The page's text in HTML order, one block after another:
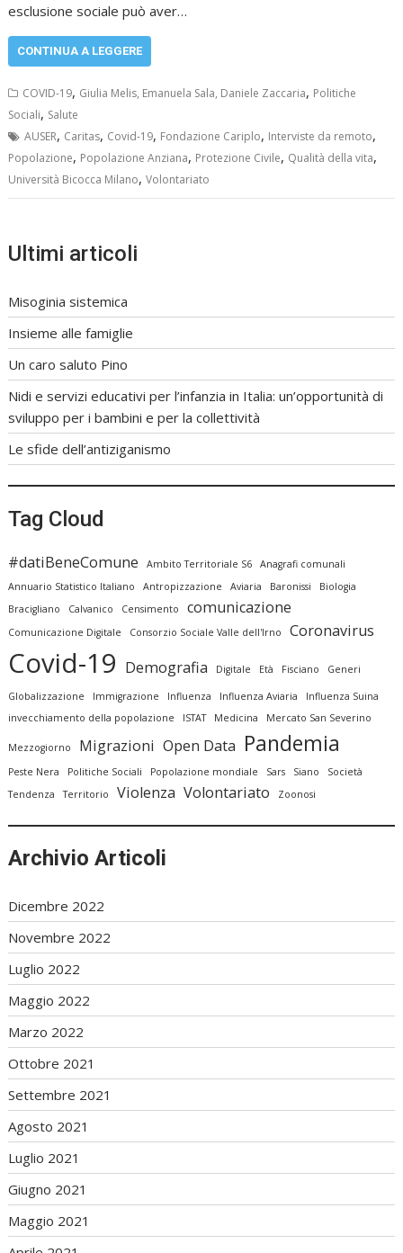
esclusione sociale può aver…
CONTINUA A LEGGERE
COVID-19, Giulia Melis, Emanuela Sala, Daniele Zaccaria, Politiche
Sociali, Salute
AUSER, Caritas, Covid-19, Fondazione Cariplo, Interviste da remoto,
Popolazione, Popolazione Anziana, Protezione Civile, Qualità della vita,
Università Bicocca Milano,Volontariato
Ultimi articoli
Misoginia sistemica
Insieme alle famiglie
Un caro saluto Pino
Nidi e servizi educativi per l’infanzia in Italia: un’opportunità di
sviluppo per i bambini e per la collettività
Le sfide dell’antiziganismo
Tag Cloud
#datiBeneComune Ambito Territoriale S6
Anagrafi comunali
Annuario Statistico Italiano
Antropizzazione Aviaria Baronissi
Biologia
Bracigliano
Calvanico Censimento comunicazione
Comunicazione Digitale Consorzio Sociale Valle dell'Irno Coronavirus
Covid-19 Demografia Digitale Età Fisciano Generi
Globalizzazione Immigrazione Influenza Influenza Aviaria
Influenza Suina
invecchiamento della popolazione
ISTAT Medicina Mercato San Severino
Mezzogiorno Migrazioni Open Data Pandemia
Peste Nera Politiche Sociali Popolazione mondiale Sars Siano
Società
Tendenza
Territorio Violenza Volontariato Zoonosi
Archivio Articoli
Dicembre 2022
Novembre 2022
Luglio 2022
Maggio 2022
Marzo 2022
Ottobre 2021
Settembre 2021
Agosto 2021
Luglio 2021
Giugno 2021
Maggio 2021